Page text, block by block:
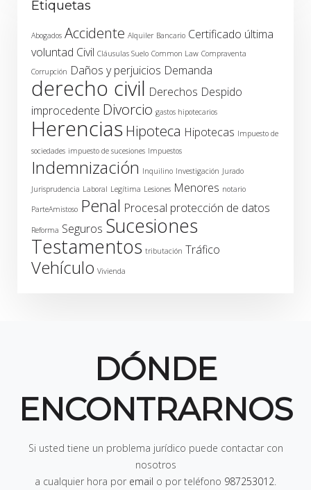
Etiquetas
Abogados Accidente Alquiler Bancario Certificado última
voluntad Civil Cláusulas Suelo Common Law Compraventa
Corrupción Daños y perjuicios Demanda
derecho civil Derechos Despido
improcedente Divorcio gastos hipotecarios
Herencias Hipoteca Hipotecas Impuesto de
sociedades impuesto de sucesiones Impuestos
Indemnización Inquilino Investigación Jurado
Jurisprudencia Laboral Legítima Lesiones Menores notario
ParteAmistoso Penal Procesal protección de datos
Reforma Seguros Sucesiones
Testamentos tributación Tráfico
Vehículo Vivienda
DÓNDE
ENCONTRARNOS
Si usted tiene un problema jurídico puede contactar con
nosotros
a cualquier hora por email o por teléfono 987253012.